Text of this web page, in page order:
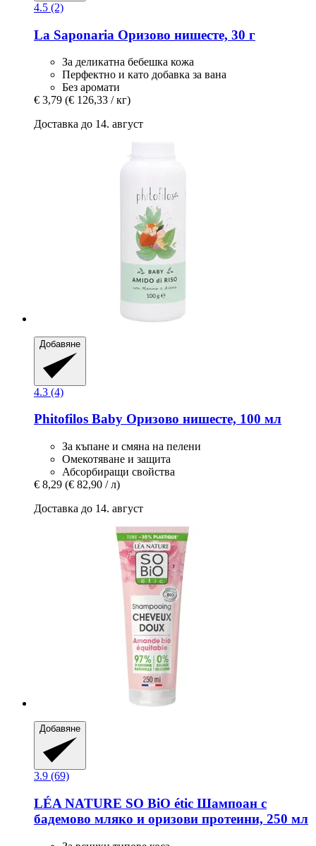
4.5 (2)
La Saponaria Оризово нишесте, 30 г
За деликатна бебешка кожа
Перфектно и като добавка за вана
Без аромати
€ 3,79 (€ 126,33 / кг)
Доставка до 14. август
Добавяне
4.3 (4)
Phitofilos Baby Оризово нишесте, 100 мл
За къпане и смяна на пелени
Омекотяване и защита
Абсорбиращи свойства
€ 8,29 (€ 82,90 / л)
Доставка до 14. август
Добавяне
3.9 (69)
LÉA NATURE SO BiO étic Шампоан с
бадемово мляко и оризови протеини, 250 мл